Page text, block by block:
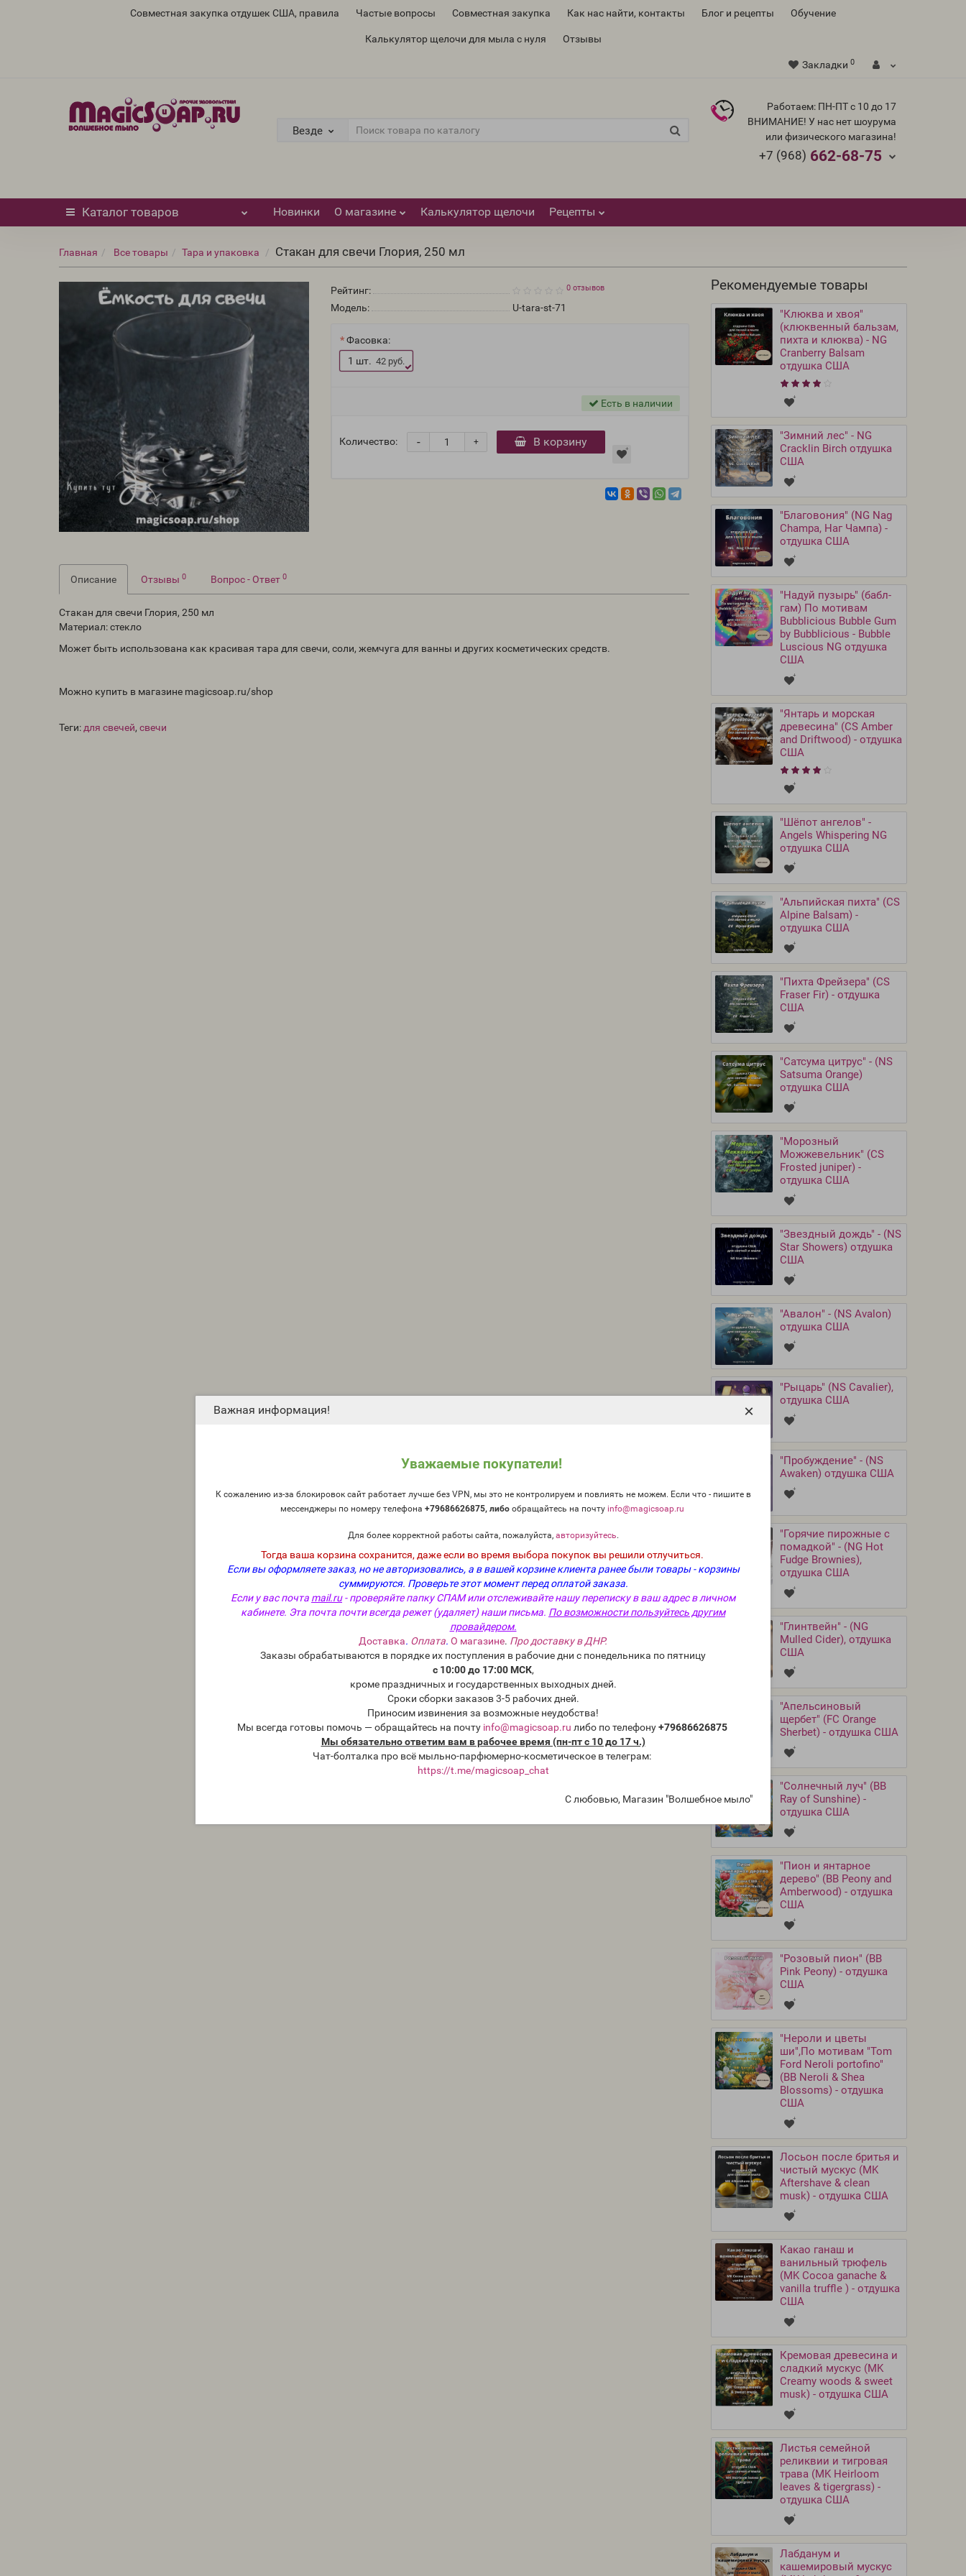
Важная информация!
Уважаемые покупатели!
К сожалению из-за блокировок сайт работает лучше без VPN, мы это не контролируем и повлиять не можем. Если что - пишите в
мессенджеры по номеру телефона +79686626875, либо обращайтесь на почту info@magicsoap.ru
Для более корректной работы сайта, пожалуйста, авторизуйтесь.
Тогда ваша корзина сохранится, даже если во время выбора покупок вы решили отлучиться.
Если вы оформляете заказ, но не авторизовались, а в вашей корзине клиента ранее были товары - корзины
суммируются. Проверьте этот момент перед оплатой заказа.
Если у вас почта mail.ru- проверяйте папку СПАМ или отслеживайте нашу переписку в ваш адрес в личном
кабинете. Эта почта почти всегда режет (удаляет) наши письма. По возможности пользуйтесь другим
провайдером.
Доставка. Оплата. О магазине. Про доставку в ДНР.
Заказы обрабатываются в порядке их поступления в рабочие дни с понедельника по пятницу
с 10:00 до 17:00 МСК,
кроме праздничных и государственных выходных дней.
Сроки сборки заказов 3-5 рабочих дней.
Приносим извинения за возможные неудобства!
Мы всегда готовы помочь — обращайтесь на почту info@magicsoap.ru либо по телефону+79686626875
Мы обязательно ответим вам в рабочее время (пн-пт с 10 до 17 ч.)
Чат-болталка про всё мыльно-парфюмерно-косметическое в телеграм:
https://t.me/magicsoap_chat
С любовью, Магазин "Волшебное мыло"
×
Совместная закупка отдушек США, правила Частые вопросы Совместная закупка Как нас найти, контакты Блог и рецепты Обучение
Калькулятор щелочи для мыла с нуля Отзывы
Закладки 0
Везде
Работаем: ПН-ПТ с 10 до 17
ВНИМАНИЕ! У нас нет шоурума
или физического магазина!
+7 (968) 662-68-75
Каталог товаров Новинки О магазине Калькулятор щелочи Рецепты
Главная Все товары Тара и упаковка Стакан для свечи Глория, 250 мл
Рейтинг: 0 отзывов
Модель: U-tara-st-71
Фасовка:
1 шт. 42 руб.
Есть в наличии
Количество: +
- В корзину
Описание Отзывы0 Вопрос - Ответ0
Стакан для свечи Глория, 250 мл
Материал: стекло
Может быть использована как красивая тара для свечи, соли, жемчуга для ванны и других косметических средств.
Можно купить в магазине magicsoap.ru/shop
Теги: для свечей,свечи
Рекомендуемые товары
"Клюква и хвоя"
(клюквенный бальзам,
пихта и клюква) - NG
Cranberry Balsam
отдушка США
"Зимний лес" - NG
Cracklin Birch отдушка
США
"Благовония" (NG Nag
Champa, Наг Чампа) -
отдушка США
"Надуй пузырь" (бабл-
гам) По мотивам
Bubblicious Bubble Gum
by Bubblicious - Bubble
Luscious NG отдушка
США
"Янтарь и морская
древесина" (CS Amber
and Driftwood) - отдушка
США
"Шёпот ангелов" -
Angels Whispering NG
отдушка США
"Альпийская пихта" (CS
Alpine Balsam) -
отдушка США
"Пихта Фрейзера" (CS
Fraser Fir) - отдушка
США
"Сатсума цитрус" - (NS
Satsuma Orange)
отдушка США
"Морозный
Можжевельник" (CS
Frosted juniper) -
отдушка США
"Звездный дождь" - (NS
Star Showers) отдушка
США
"Авалон" - (NS Avalon)
отдушка США
"Рыцарь" (NS Cavalier),
отдушка США
"Пробуждение" - (NS
Awaken) отдушка США
"Горячие пирожные с
помадкой" - (NG Hot
Fudge Brownies),
отдушка США
"Глинтвейн" - (NG
Mulled Cider), отдушка
США
"Апельсиновый
щербет" (FC Orange
Sherbet) - отдушка США
"Солнечный луч" (BB
Ray of Sunshine) -
отдушка США
"Пион и янтарное
дерево" (BB Peony and
Amberwood) - отдушка
США
"Розовый пион" (BB
Pink Peony) - отдушка
США
"Нероли и цветы
ши",По мотивам "Tom
Ford Neroli portofino"
(BB Neroli & Shea
Blossoms) - отдушка
США
Лосьон после бритья и
чистый мускус (MK
Aftershave & clean
musk) - отдушка США
Какао ганаш и
ванильный трюфель
(MK Cocoa ganache &
vanilla truffle ) - отдушка
США
Кремовая древесина и
сладкий мускус (MK
Creamy woods & sweet
musk) - отдушка США
Листья семейной
реликвии и тигровая
трава (MK Heirloom
leaves & tigergrass) -
отдушка США
Лабданум и
кашемировый мускус